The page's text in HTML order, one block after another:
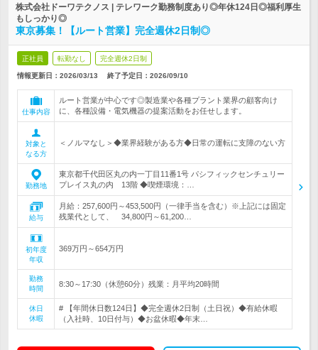
株式会社ドーワテクノス | テレワーク勤務制度あり◎年休124日◎福利厚生
もしっかり◎
東京募集！【ルート営業】完全週休2日制◎
正社員 転勤なし 完全週休2日制
情報更新日：2026/03/13 終了予定日： 2026/09/10
仕事内容
ルート営業が中心です◎製造業や各種プラント業界の顧客向け
に、各種設備・電気機器の提案活動をお任せします。
対象と
なる方
＜ノルマなし＞◆業界経験がある方◆日常の運転に支障のない方
勤務地
東京都千代田区丸の内一丁目11番1号 パシフィックセンチュリー
プレイス丸の内 13階 ◆喫煙環境：…
給与
月給：257,600円～453,500円（一律手当を含む）※上記には固定
残業代として、 34,800円～61,200…
初年度
年収
369万円～654万円
勤務
時間
8:30～17:30（休憩60分）残業：月平均20時間
休日
休暇
# 【年間休日数124日】◆完全週休2日制（土日祝）◆有給休暇
（入社時、10日付与）◆お盆休暇◆年末…